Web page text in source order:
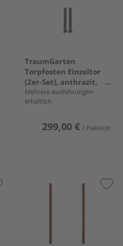
TraumGarten
Torpfosten Einzeltor
(2er-Set), anthrazit,
aufschr. 8x8x105cm
Mehrere Ausführungen
erhältlich
299,00 € / Paket(e)